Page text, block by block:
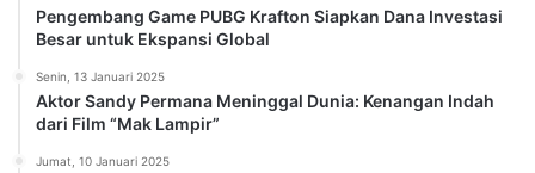
Pengembang Game PUBG Krafton Siapkan Dana Investasi
Besar untuk Ekspansi Global
Senin, 13 Januari 2025
Aktor Sandy Permana Meninggal Dunia: Kenangan Indah
dari Film “Mak Lampir”
Jumat, 10 Januari 2025